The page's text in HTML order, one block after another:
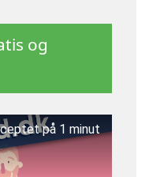
og
på 1 minut